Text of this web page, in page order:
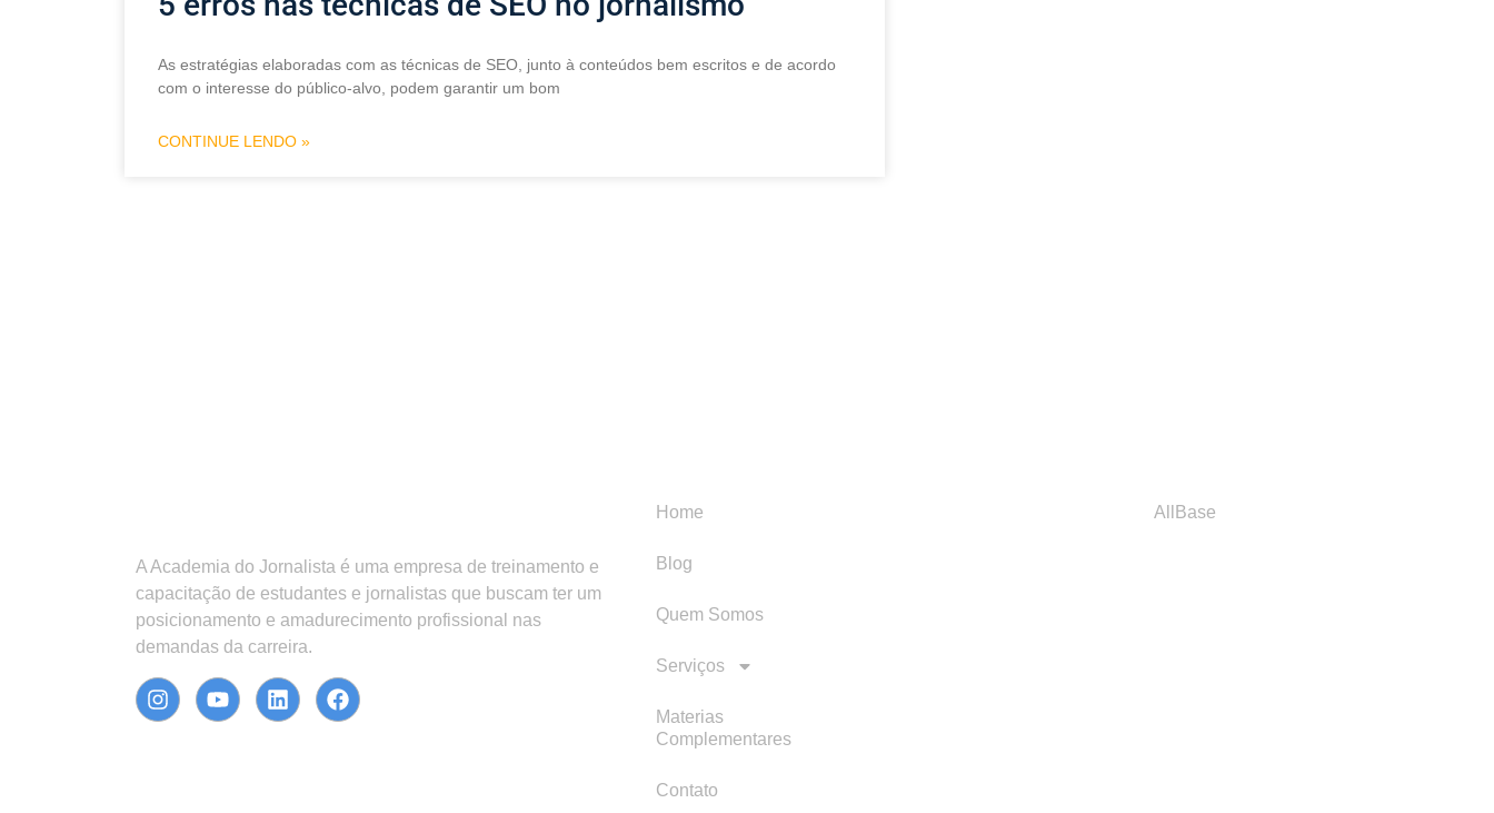
As estratégias elaboradas com as técnicas de SEO, junto à conteúdos bem escritos e de acordo
com o interesse do público-alvo, podem garantir um bom
CONTINUE LENDO »
A Academia do Jornalista é uma empresa de treinamento e
capacitação de estudantes e jornalistas que buscam ter um
posicionamento e amadurecimento profissional nas
demandas da carreira.
Home
Blog
Quem Somos
Serviços
Materias
Complementares
Contato
AllBase